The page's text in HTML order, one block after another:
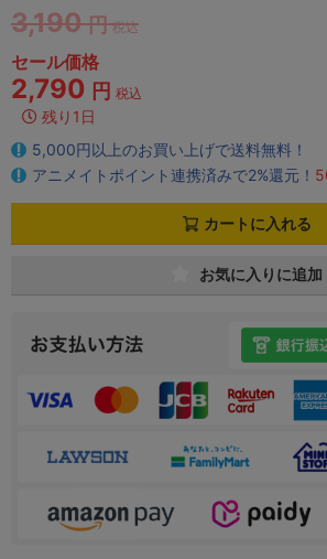
3,190 円 税込
セール価格
2,790 円 税込
残り1日
5,000円以上のお買い上げで送料無料！
アニメイトポイント連携済みで2%還元！
カートに入れる
お気に入りに追加